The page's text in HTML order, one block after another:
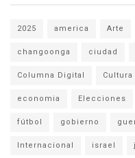
2025 america Arte
changoonga ciudad
Columna Digital Cultura
economia Elecciones
fútbol gobierno
Internacional israel